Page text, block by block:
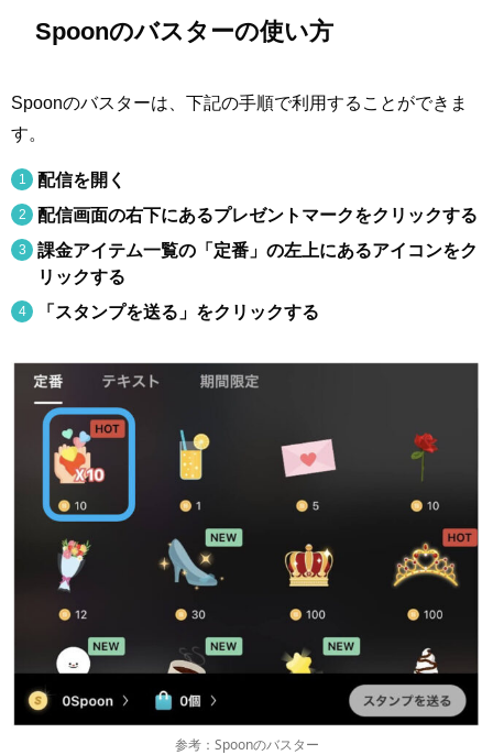
Spoonのバスターの使い方
Spoonのバスターは、下記の手順で利用することができま
す。
配信を開く
配信画面の右下にあるプレゼントマークをクリックする
課金アイテム一覧の「定番」の左上にあるアイコンをク
リックする
「スタンプを送る」をクリックする
参考：Spoonのバスター